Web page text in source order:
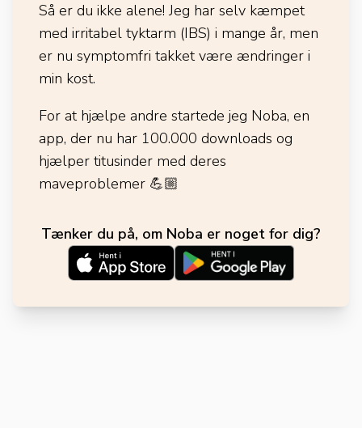
Så er du ikke alene! Jeg har selv kæmpet
med irritabel tyktarm (IBS) i mange år, men
er nu symptomfri takket være ændringer i
min kost.
For at hjælpe andre startede jeg Noba, en
app, der nu har 100.000 downloads og
hjælper titusinder med deres
maveproblemer 💪🏼
Tænker du på, om Noba er noget for dig?